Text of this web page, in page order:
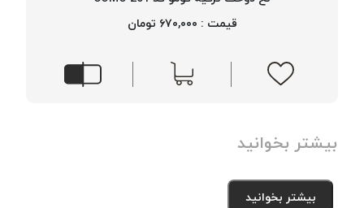
قیمت : ۶۷۰,۰۰۰ تومان
بیشتر بخوانید
بیشتر بخوانید